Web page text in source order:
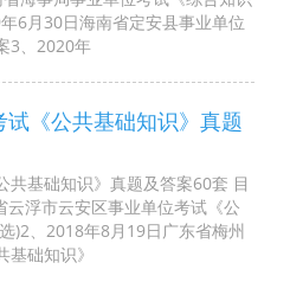
6月30日海南省定安县事业单位
3、2020年
《公共基础知识》真题
共基础知识》真题及答案60套 目
浮市云安区事业单位考试《公
)2、2018年8月19日广东省梅州
础知识》